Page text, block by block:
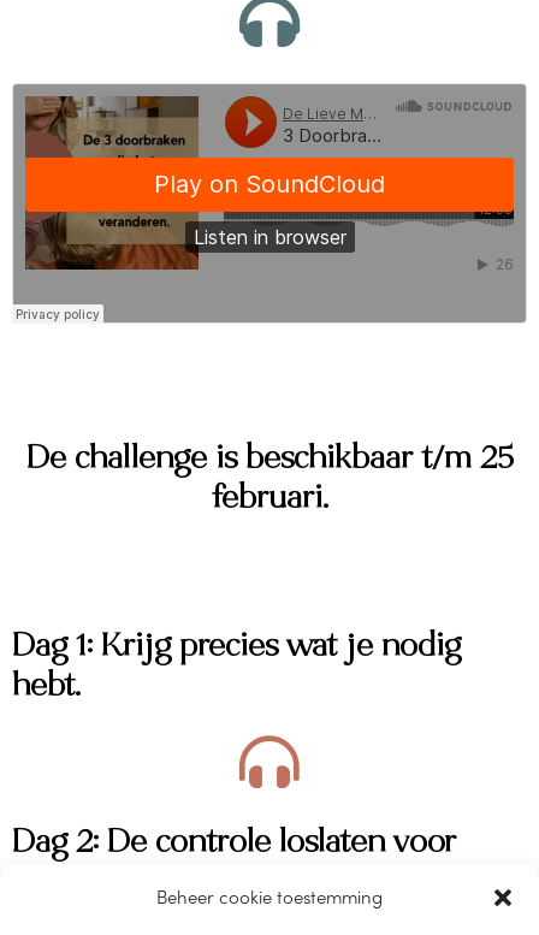
Beheer cookie toestemming
De challenge is beschikbaar t/m 25
februari.
Dag 1: Krijg precies wat je nodig
hebt.
Dag 2: De controle loslaten voor